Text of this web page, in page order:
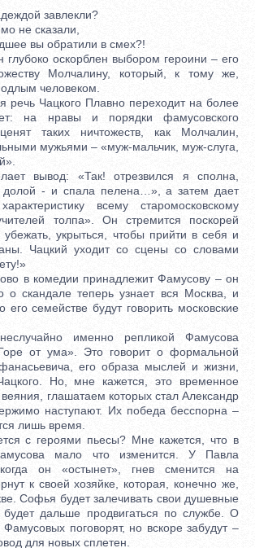
завлекли?
не сказали,
вы обратили в смех?!
оскорблен выбором героини – его
Молчалину, который, к тому же,
человеком.
Чацкого Плавно переходит на более
на нравы и порядки фамусовского
таких ничтожеств, как Молчалин,
мужьями – «муж-мальчик, муж-слуга,
вывод: «Так! отрезвился я сполна,
долой - и спала пелена…», а затем дает
всему старомосковскому
толпа». Он стремится поскорей
убежать, укрыться, чтобы прийти в себя и
Чацкий уходит со сцены со словами
в комедии принадлежит Фамусову – он
о скандале теперь узнает вся Москва, и
его семействе будут говорить московские
именно репликой Фамусова
от ума». Это говорит о формальной
его образа мыслей и жизни,
Но, мне кажется, это временное
глашатаем которых стал Александр
наступают. Их победа бесспорна –
лишь время.
с героями пьесы? Мне кажется, что в
мало что изменится. У Павла
он «остынет», гнев сменится на
к своей хозяйке, которая, конечно же,
Софья будет залечивать свои душевные
дальше продвигаться по службе. О
поговорят, но вскоре забудут –
для новых сплетен.